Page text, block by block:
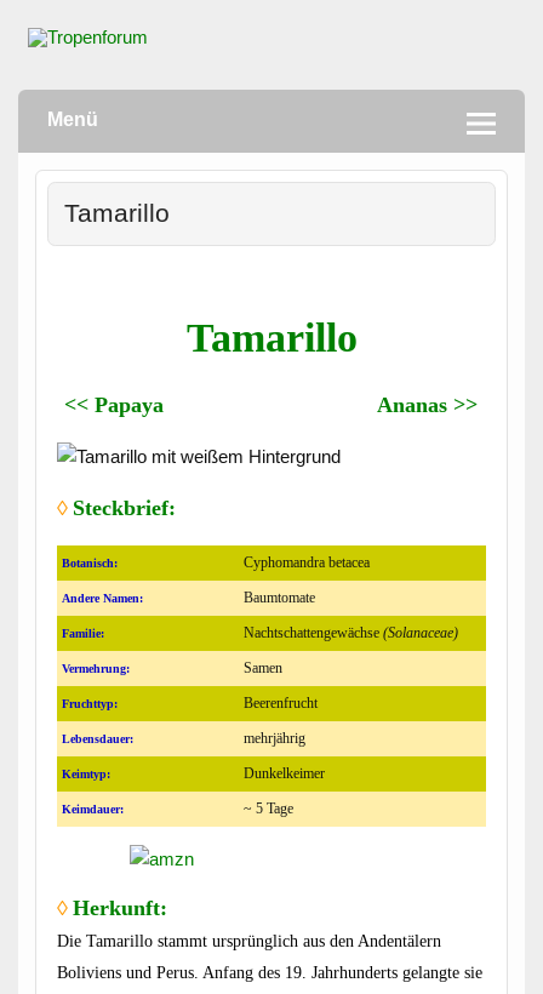
content
Menü
Tamarillo
Tamarillo
<< Papaya Ananas >>
◊ Steckbrief:
Botanisch: Cyphomandra betacea
Andere Namen: Baumtomate
Familie: Nachtschattengewächse(Solanaceae)
Vermehrung: Samen
Fruchttyp: Beerenfrucht
Lebensdauer: mehrjährig
Keimtyp: Dunkelkeimer
Keimdauer: ~ 5 Tage
◊ Herkunft:
Die Tamarillo stammt ursprünglich aus den Andentälern
Boliviens und Perus. Anfang des 19. Jahrhunderts gelangte sie